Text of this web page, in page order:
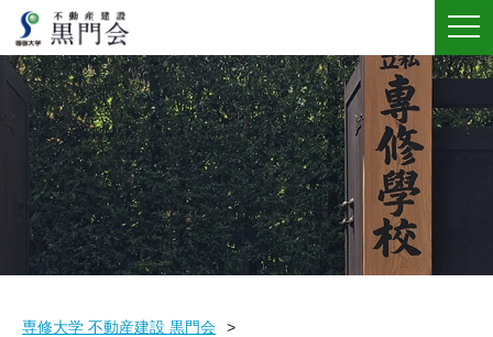
メ
ュ
専修大学 不動産建設 黒門会